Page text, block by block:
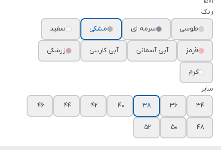
رنگ
طوسی
سرمه ای مشکی سفید
قرمز آبی آسمانی آبی کاربنی زرشکی
کرم
سایز
۳۴
۳۶ ۳۸ ۴۰ ۴۲ ۴۴ ۴۶
۴۸ ۵۰ ۵۲